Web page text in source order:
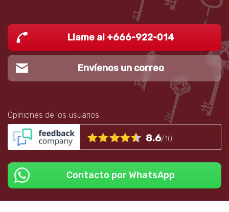
Llame al +666-922-014
Envíenos un correo
Opiniones de los usuarios
8.6/10
Contacto por WhatsApp